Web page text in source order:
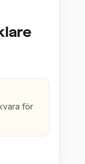
för